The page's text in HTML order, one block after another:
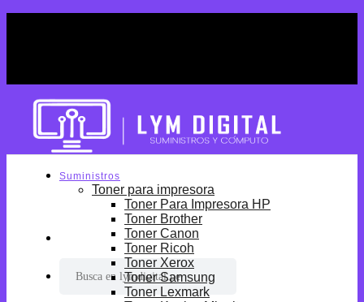
por:
Suministros
Toner para impresora
Toner Para Impresora HP
Toner Brother
Toner Canon
Toner Ricoh
Toner Xerox
Toner Samsung
Toner Lexmark